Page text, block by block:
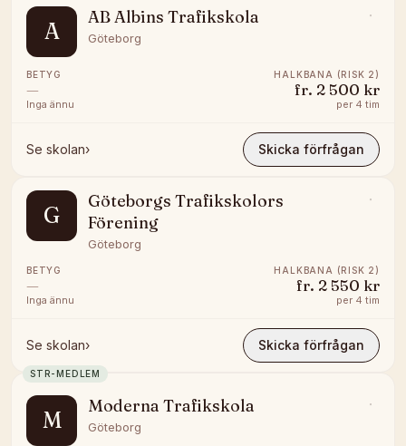
A
AB Albins Trafikskola
Göteborg
BETYG
—
Inga ännu
HALKBANA (RISK 2)
fr. 2 500 kr
per 4 tim
Se skolan› Skicka förfrågan
G
Göteborgs Trafikskolors
Förening
Göteborg
BETYG
—
Inga ännu
HALKBANA (RISK 2)
fr. 2 550 kr
per 4 tim
Se skolan› Skicka förfrågan
STR-MEDLEM
M
Moderna Trafikskola
Göteborg